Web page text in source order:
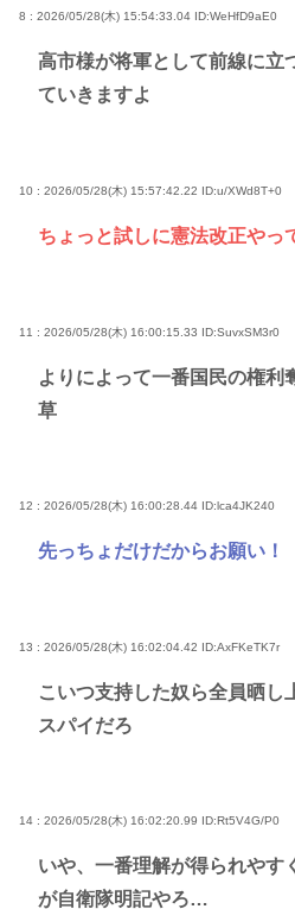
8 : 2026/05/28(木) 15:54:33.04 ID:WeHfD9aE0
高市様が将軍として前線に立
ていきますよ
10 : 2026/05/28(木) 15:57:42.22 ID:u/XWd8T+0
ちょっと試しに憲法改正やっ
11 : 2026/05/28(木) 16:00:15.33 ID:SuvxSM3r0
よりによって一番国民の権利
草
12 : 2026/05/28(木) 16:00:28.44 ID:lca4JK240
先っちょだけだからお願い！
13 : 2026/05/28(木) 16:02:04.42 ID:AxFKeTK7r
こいつ支持した奴ら全員晒し
スパイだろ
14 : 2026/05/28(木) 16:02:20.99 ID:Rt5V4G/P0
いや、一番理解が得られやす
が自衛隊明記やろ…